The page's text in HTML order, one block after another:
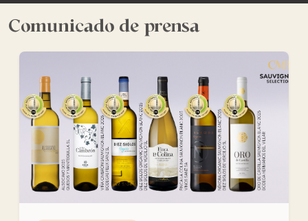
Comunicado de prensa
España refuerza su posición en la Sauvignon Selection